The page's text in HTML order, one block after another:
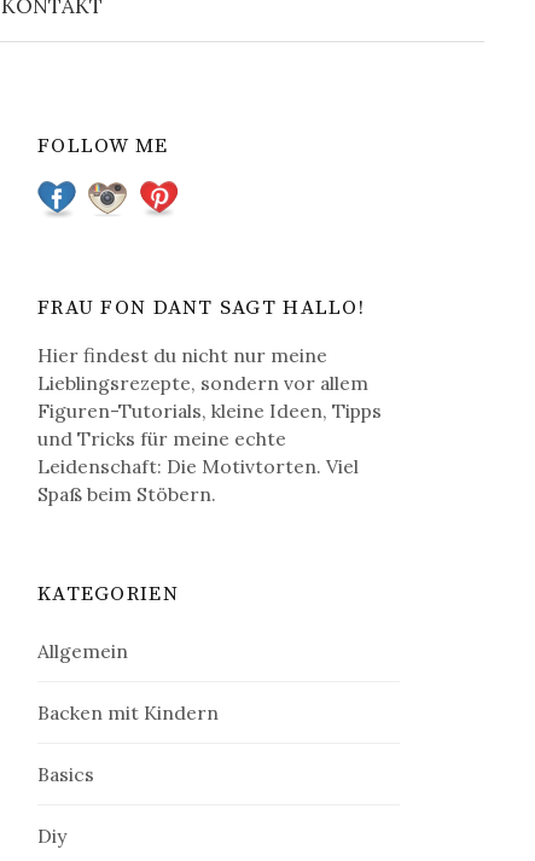
KONTAKT
FOLLOW ME
FRAU FON DANT SAGT HALLO!
Hier findest du nicht nur meine
Lieblingsrezepte, sondern vor allem
Figuren-Tutorials, kleine Ideen, Tipps
und Tricks für meine echte
Leidenschaft: Die Motivtorten. Viel
Spaß beim Stöbern.
KATEGORIEN
Allgemein
Backen mit Kindern
Basics
Diy